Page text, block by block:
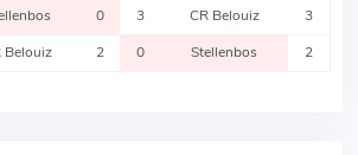
0 3 CR Belouiz 3
Belouiz 2 0 Stellenbos 2